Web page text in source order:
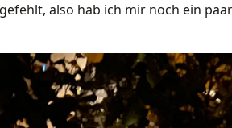
also hab ich mir noch ein